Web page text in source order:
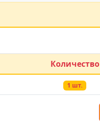
Количество
1 шт.